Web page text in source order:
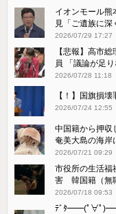
イオンモール
見「ご遺族に深
2026/07/29 17:27
【悲報】高市
員 「議論が足
2026/07/28 11:18
【！】国旗損
2026/07/24 12:55
中国籍から押収
奄美大島の海
2026/07/21 09:29
市役所の生活福
害 韓国籍（無
2026/07/18 09:53
ﾃﾞﾀ━━(ﾟ∀ﾟ